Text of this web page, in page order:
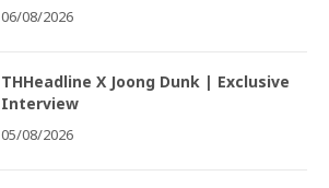
06/08/2026
THHeadline X Joong Dunk | Exclusive
Interview
05/08/2026